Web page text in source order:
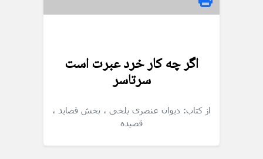
اگر چه کار خرد عبرت است
سرتاسر
از کتاب: دیوان عنصری بلخی ، بخش قصاید ،
قصیده